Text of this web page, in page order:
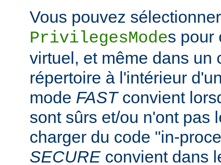
Vous pouvez
PrivilegesModes pour
virtuel, et même dans un
répertoire à l'intérieur
mode FASTconvient
sont sûrs et/ou n'ont pas
charger du code "in-
SECURE convient dans